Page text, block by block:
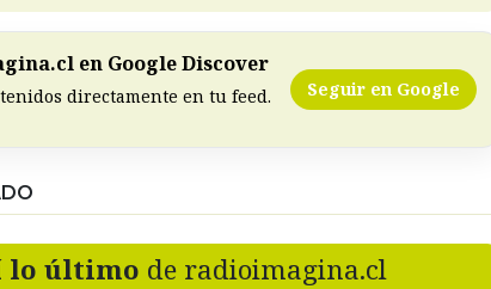
en Google Discover
directamente en tu feed. Seguir en Google
lo último de radioimagina.cl